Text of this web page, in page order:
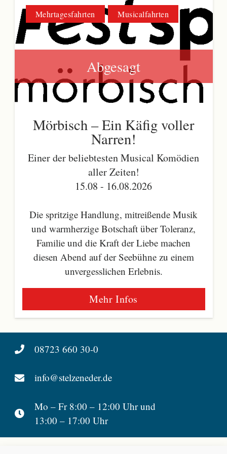
Abgesagt
Mehrtagesfahrten Musicalfahrten
Mörbisch – Ein Käfig voller
Narren!
Einer der beliebtesten Musical Komödien
aller Zeiten!
15.08 - 16.08.2026
Die spritzige Handlung, mitreißende Musik
und warmherzige Botschaft über Toleranz,
Familie und die Kraft der Liebe machen
diesen Abend auf der Seebühne zu einem
unvergesslichen Erlebnis.
Mehr Infos
08723 660 30-0
info@stelzeneder.de
Mo – Fr 8:00 – 12:00 Uhr und
13:00 – 17:00 Uhr